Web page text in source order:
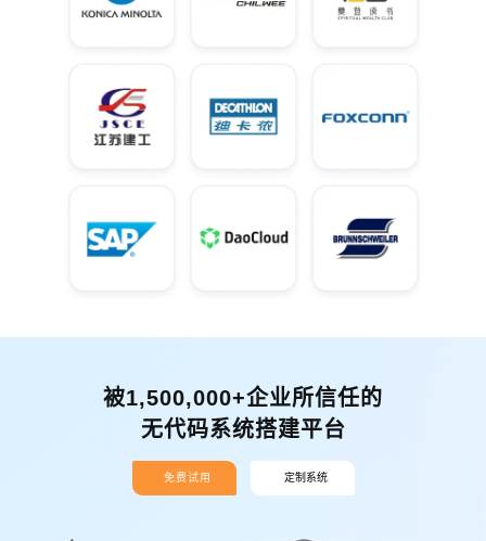
被1,500,000+企业所信任的
无代码系统搭建平台
免费试用 定制系统